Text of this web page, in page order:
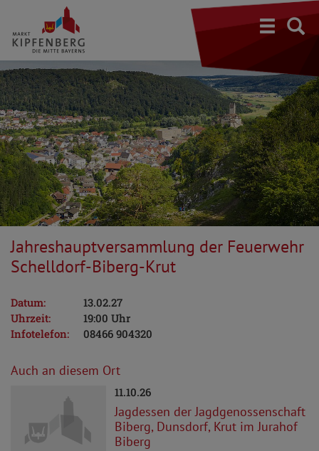
Jahreshauptversammlung der Feuerwehr
Schelldorf-Biberg-Krut
Datum:
13.02.27
Uhrzeit:
19:00 Uhr
Infotelefon:
08466 904320
Auch an diesem Ort
11.10.26
Jagdessen der Jagdgenossenschaft
Biberg, Dunsdorf, Krut im Jurahof
Biberg